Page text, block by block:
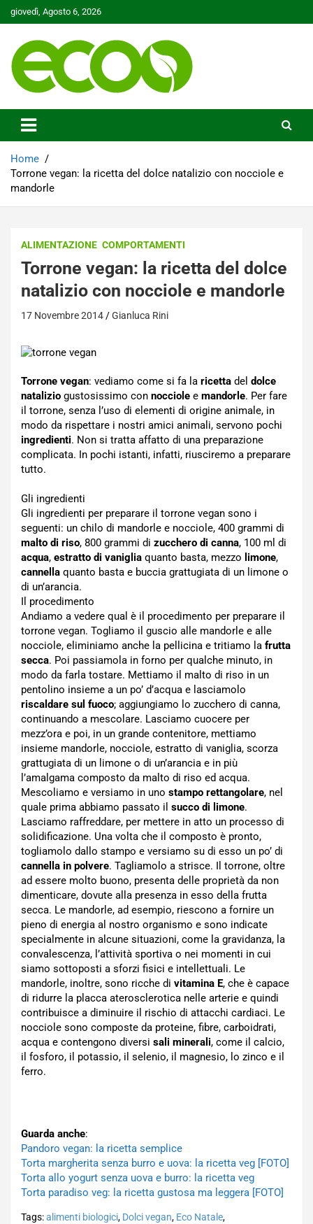
Skip
to
giovedì, Agosto 6, 2026
Ecoo.it
Home
Torrone vegan: la ricetta del dolce natalizio con nocciole e
mandorle
ALIMENTAZIONE COMPORTAMENTI
Torrone vegan: la ricetta del dolce
natalizio con nocciole e mandorle
17 Novembre 2014 Gianluca Rini
Torrone vegan: vediamo come si fa la ricetta del dolce
natalizio gustosissimo con nocciole e mandorle. Per fare
il torrone, senza l’uso di elementi di origine animale, in
modo da rispettare i nostri amici animali, servono pochi
ingredienti. Non si tratta affatto di una preparazione
complicata. In pochi istanti, infatti, riusciremo a preparare
tutto.
Gli ingredienti
Gli ingredienti per preparare il torrone vegan sono i
seguenti: un chilo di mandorle e nocciole, 400 grammi di
malto di riso, 800 grammi di zucchero di canna, 100 ml di
acqua, estratto di vaniglia quanto basta, mezzo limone,
cannella quanto basta e buccia grattugiata di un limone o
di un’arancia.
Il procedimento
Andiamo a vedere qual è il procedimento per preparare il
torrone vegan. Togliamo il guscio alle mandorle e alle
nocciole, eliminiamo anche la pellicina e tritiamo la frutta
secca. Poi passiamola in forno per qualche minuto, in
modo da farla tostare. Mettiamo il malto di riso in un
pentolino insieme a un po’ d’acqua e lasciamolo
riscaldare sul fuoco; aggiungiamo lo zucchero di canna,
continuando a mescolare. Lasciamo cuocere per
mezz’ora e poi, in un grande contenitore, mettiamo
insieme mandorle, nocciole, estratto di vaniglia, scorza
grattugiata di un limone o di un’arancia e in più
l’amalgama composto da malto di riso ed acqua.
Mescoliamo e versiamo in uno stampo rettangolare, nel
quale prima abbiamo passato il succo di limone.
Lasciamo raffreddare, per mettere in atto un processo di
solidificazione. Una volta che il composto è pronto,
togliamolo dallo stampo e versiamo su di esso un po’ di
cannella in polvere. Tagliamolo a strisce. Il torrone, oltre
ad essere molto buono, presenta delle proprietà da non
dimenticare, dovute alla presenza in esso della frutta
secca. Le mandorle, ad esempio, riescono a fornire un
pieno di energia al nostro organismo e sono indicate
specialmente in alcune situazioni, come la gravidanza, la
convalescenza, l’attività sportiva o nei momenti in cui
siamo sottoposti a sforzi fisici e intellettuali. Le
mandorle, inoltre, sono ricche di vitamina E, che è capace
di ridurre la placca aterosclerotica nelle arterie e quindi
contribuisce a diminuire il rischio di attacchi cardiaci. Le
nocciole sono composte da proteine, fibre, carboidrati,
acqua e contengono diversi sali minerali, come il calcio,
il fosforo, il potassio, il selenio, il magnesio, lo zinco e il
ferro.
Guarda anche:
Pandoro vegan: la ricetta semplice
Torta margherita senza burro e uova: la ricetta veg [FOTO]
Torta allo yogurt senza uova e burro: la ricetta veg
Torta paradiso veg: la ricetta gustosa ma leggera [FOTO]
Tags:alimenti biologici, Dolci vegan, Eco Natale,